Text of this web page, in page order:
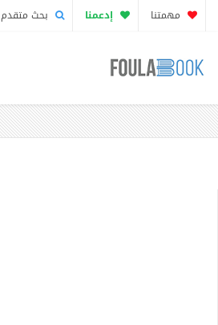
مهمتنا إدعمنا بحث متقدم